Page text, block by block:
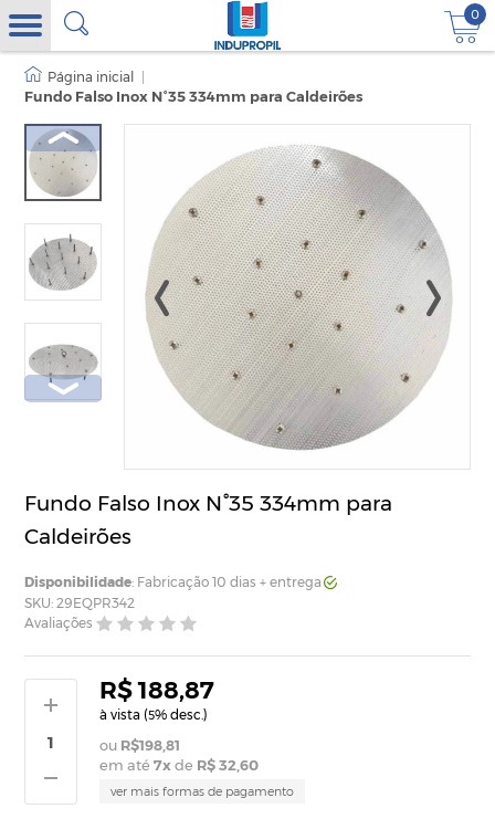
0
Fundo Falso Inox N°35 334mm para Caldeirões
Fundo Falso Inox N°35 334mm para
Caldeirões
Disponibilidade: Fabricação 10 dias + entrega
SKU: 29EQPR342
Avaliações
R$ 188,87
à vista (5% desc.)
R$198,81
em até7x de R$ 32,60
ver mais formas de pagamento